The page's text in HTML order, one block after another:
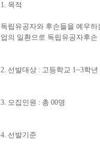
1. 목적
독립유공자와 후손들을 예우
업의 일환으로 독립유공자후
2. 선발대상 : 고등학교 1~3학
3. 모집인원 : 총 00명
4. 선발기준